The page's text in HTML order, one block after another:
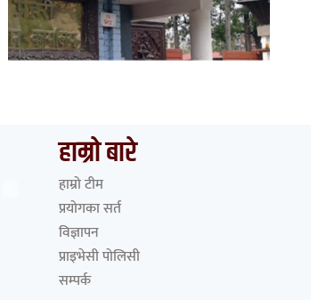
हाम्रो बारे
हाम्रो टीम
प्रयोगका सर्त
विज्ञापन
प्राइभेसी पोलिसी
सम्पर्क